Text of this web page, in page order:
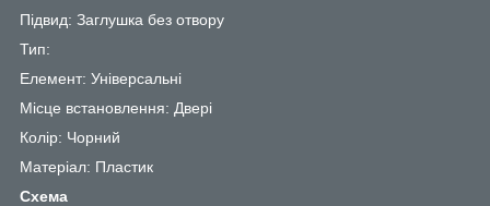
Підвид: Заглушка без отвору
Тип:
Елемент: Універсальні
Місце встановлення: Двері
Колір: Чорний
Матеріал: Пластик
Схема